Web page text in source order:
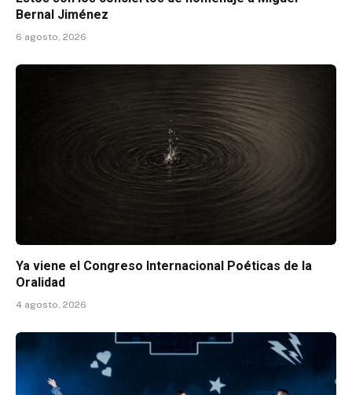
Bernal Jiménez
6 agosto, 2026
Ya viene el Congreso Internacional Poéticas de la
Oralidad
4 agosto, 2026